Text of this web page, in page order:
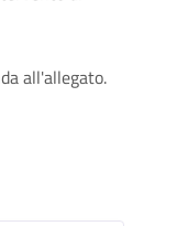
all'allegato.